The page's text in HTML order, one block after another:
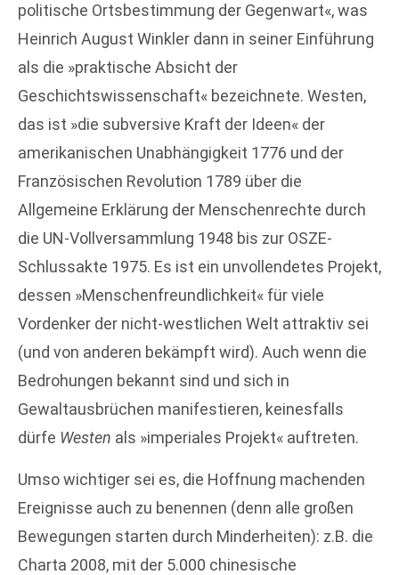
politische Ortsbestimmung der Gegenwart«, was
Heinrich August Winkler dann in seiner Einführung
als die »praktische Absicht der
Geschichtswissenschaft« bezeichnete. Westen,
das ist »die subversive Kraft der Ideen« der
amerikanischen Unabhängigkeit 1776 und der
Französischen Revolution 1789 über die
Allgemeine Erklärung der Menschenrechte durch
die UN-Vollversammlung 1948 bis zur OSZE-
Schlussakte 1975. Es ist ein unvollendetes Projekt,
dessen »Menschenfreundlichkeit« für viele
Vordenker der nicht-westlichen Welt attraktiv sei
(und von anderen bekämpft wird). Auch wenn die
Bedrohungen bekannt sind und sich in
Gewaltausbrüchen manifestieren, keinesfalls
dürfe Westen als »imperiales Projekt« auftreten.
Umso wichtiger sei es, die Hoffnung machenden
Ereignisse auch zu benennen (denn alle großen
Bewegungen starten durch Minderheiten): z.B. die
Charta 2008, mit der 5.000 chinesische